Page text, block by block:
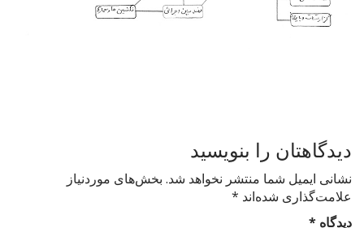
t
n
a
دیدگاهتان را بنویسید
نشانی ایمیل شما منتشر نخواهد شد. بخش‌های موردنیاز
علامت‌گذاری شده‌اند *
دیدگاه *